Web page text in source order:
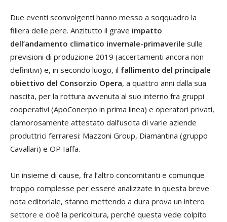
Due eventi sconvolgenti hanno messo a soqquadro la
filiera delle pere. Anzitutto il grave impatto
dell’andamento climatico invernale-primaverile sulle
previsioni di produzione 2019 (accertamenti ancora non
definitivi) e, in secondo luogo, il fallimento del principale
obiettivo del Consorzio Opera, a quattro anni dalla sua
nascita, per la rottura avvenuta al suo interno fra gruppi
cooperativi (ApoConerpo in prima linea) e operatori privati,
clamorosamente attestato dall’uscita di varie aziende
produttrici ferraresi: Mazzoni Group, Diamantina (gruppo
Cavallari) e OP Iaffa.
Un insieme di cause, fra l’altro concomitanti e comunque
troppo complesse per essere analizzate in questa breve
nota editoriale, stanno mettendo a dura prova un intero
settore e cioè la pericoltura, perché questa vede colpito